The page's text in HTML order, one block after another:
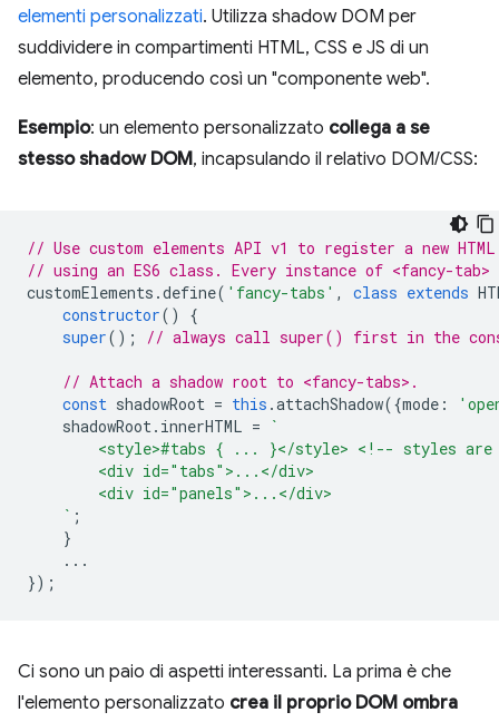
elementi personalizzati. Utilizza shadow DOM per
suddividere in compartimenti HTML, CSS e JS di un
elemento, producendo così un "componente web".
Esempio: un elemento personalizzato collega a se
stesso shadow DOM, incapsulando il relativo DOM/CSS:
// Use custom elements API v1 to register a new
// using an ES6 class. Every instance of <fancy-
customElements .define( 'fancy-tabs' , class extends
constructor()
{
super(); // always call super() first in the
// Attach a shadow root to <fancy-tabs>.
const shadowRoot = this .attachShadow({mode :
shadowRoot. innerHTML =
`
<style>#tabs { ... }</style> <!-- styles
        <div id="tabs">...</div>
        <div id="panels">...</div>
    `
;
}
...
});
Ci sono un paio di aspetti interessanti. La prima è che
l'elemento personalizzato crea il proprio DOM ombra